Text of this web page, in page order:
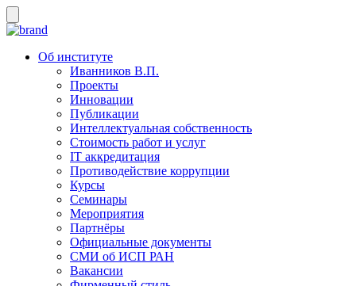
Об институте
Иванников В.П.
Проекты
Инновации
Публикации
Интеллектуальная собственность
Стоимость работ и услуг
IT аккредитация
Противодействие коррупции
Курсы
Семинары
Мероприятия
Партнёры
Официальные документы
СМИ об ИСП РАН
Вакансии